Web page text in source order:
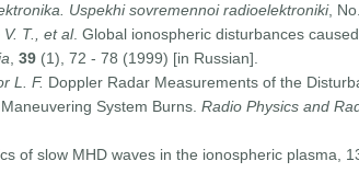
Uspekhi sovremennoi radioelektroniki,
T., et al. Global ionospheric disturbances
, 39(1), 72 - 78 (1999) [in Russian].
L. F. Doppler Radar Measurements of the
System Burns. Radio Physics and
of slow MHD waves in the ionospheric plasma,